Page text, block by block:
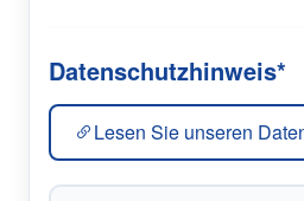
Datenschutzhinweis*
Lesen Sie unseren
(öffnet in neuem Fenster)